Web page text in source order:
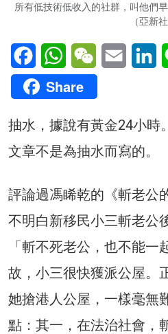
所有低技術低收入的社群，叫他們
（亞新社
FacebookWhatsAppWeChatEmail
Share
抽水，據說有黃金24小時
文章不是為抽水而寫的。
評論過馮睎乾的《斬老公
不明白新移民小三斬老公
「斬不死老公，也不能
故，小三很快獲派公屋。
她搶港人公屋，一樣毫無
點：其一，在法治社會，